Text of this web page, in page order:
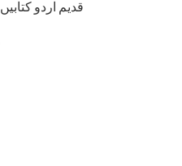
Qadeem Urdu Books قدیم اردو کتابیں